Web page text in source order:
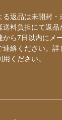
る返品は未開封・
送料負担にて返品
ら7日以内にメ
連絡ください。詳
用ください。